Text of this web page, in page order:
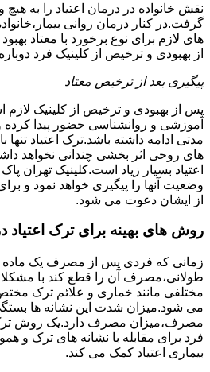
نقش خانواده در درمان اعتیاد را به هیچ
گرفت.در کنار درمان روانی
های لازم برای نوع برخورد با معتاد بهبود
از بهبودی و ترخیص از کلینیک فرد
پیگیری بعد از ترخیص معتاد
پس از بهبودی و ترخیص از کلینیک لازم
آموزشی و روانشناسی حضور پیدا کرده و
مدتی ادامه داشته باشد.ترک اعتیاد
های روحی اثر بخشی چندانی نخواهد
اعتیاد بسیار زیاد است.کلینیک تهران
وضعیت آنها را پیگیری خواهد نمود و
از ایشان دعوت می شود.
روش های بهینه برای ترک اعتیاد
زمانی که فردی پس از مصرف یک
طولانی،مصرف آن را قطع کند با
مختلفی مانند خماری و علائم ترک
می شود.میزان شدت این نشانه ها
مصرف،میزان مصرف دارد.یک روش ترک
فرد برای مقابله با نشانه های ترک و
بیماری اعتیاد کمک می کند.